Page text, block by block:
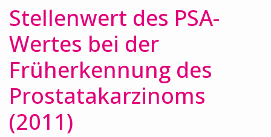
Stellenwert des PSA-
Wertes bei der
Früherkennung des
Prostatakarzinoms
(2011)